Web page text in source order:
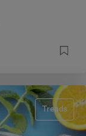
Trends